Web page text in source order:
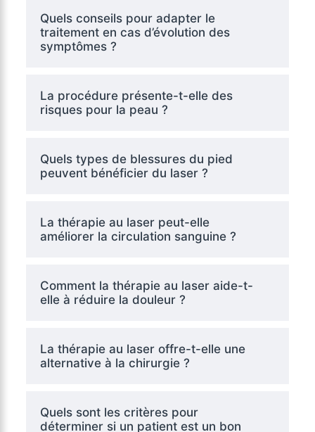
Quels conseils pour adapter le
traitement en cas d’évolution des
symptômes ?
La procédure présente-t-elle des
risques pour la peau ?
Quels types de blessures du pied
peuvent bénéficier du laser ?
La thérapie au laser peut-elle
améliorer la circulation sanguine ?
Comment la thérapie au laser aide-t-
elle à réduire la douleur ?
La thérapie au laser offre-t-elle une
alternative à la chirurgie ?
Quels sont les critères pour
déterminer si un patient est un bon